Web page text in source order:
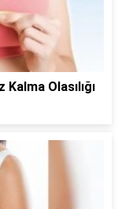
Olasılığı